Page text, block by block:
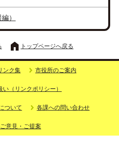
）
トップページへ戻る
ンク集 市役所のご案内
い（リンクポリシー）
ついて 各課への問い合わせ
意見・ご提案